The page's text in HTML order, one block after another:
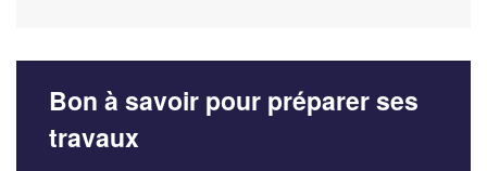
Bon à savoir pour préparer ses
travaux